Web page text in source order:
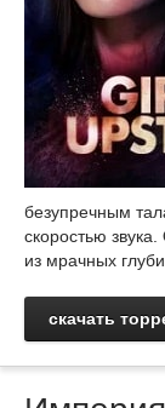
безупречным
скоростью
из мрачных
скачать